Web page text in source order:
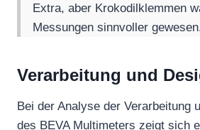
Extra, aber Krokodilklemmen
Messungen sinnvoller
Verarbeitung und
Bei der Analyse der Verarbeitung
des BEVA Multimeters zeigt sich